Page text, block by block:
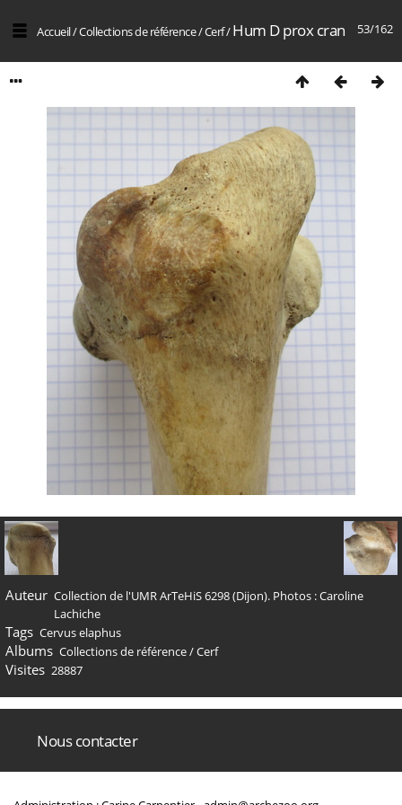
53/162
Accueil/Collections de référence/Cerf/Hum D prox cran
Auteur Collection de l'UMR ArTeHiS 6298 (Dijon). Photos : Caroline
Lachiche
Tags Cervus elaphus
Albums Collections de référence/Cerf
Visites 28887
Nous contacter